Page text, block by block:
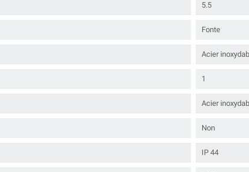
5.5
Fonte
Acier
1
Acier
Non
IP 44